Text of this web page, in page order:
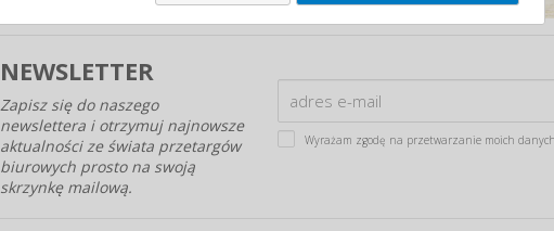
NEWSLETTER
Zapisz się do naszego
newslettera i otrzymuj najnowsze
aktualności ze świata przetargów
biurowych prosto na swoją
skrzynkę mailową.
Wyrażam zgodę na przetwarzanie moich danych
(rozwiń)
(rozwiń)